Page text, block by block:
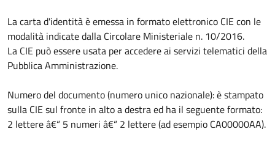
La carta d'identità è emessa in formato elettronico CIE con le
modalità indicate dalla Circolare Ministeriale n. 10/2016.
La CIE può essere usata per accedere ai servizi telematici della
Pubblica Amministrazione.
Numero del documento (numero unico nazionale): è stampato
sulla CIE sul fronte in alto a destra ed ha il seguente formato:
2 lettere â€“ 5 numeri â€“ 2 lettere (ad esempio CA00000AA).